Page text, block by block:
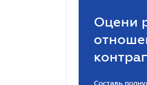
Оцени
Составь